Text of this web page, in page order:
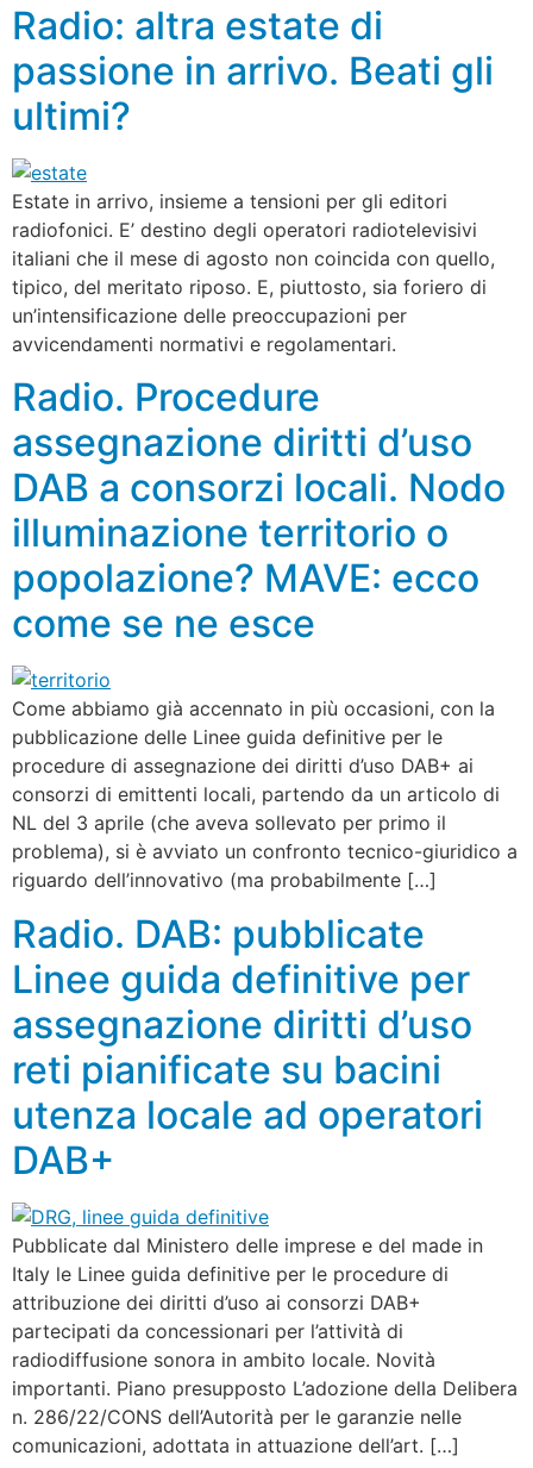
Radio: altra estate di
passione in arrivo. Beati gli
ultimi?
Estate in arrivo, insieme a tensioni per gli editori
radiofonici. E’ destino degli operatori radiotelevisivi
italiani che il mese di agosto non coincida con quello,
tipico, del meritato riposo. E, piuttosto, sia foriero di
un’intensificazione delle preoccupazioni per
avvicendamenti normativi e regolamentari.
Radio. Procedure
assegnazione diritti d’uso
DAB a consorzi locali. Nodo
illuminazione territorio o
popolazione? MAVE: ecco
come se ne esce
Come abbiamo già accennato in più occasioni, con la
pubblicazione delle Linee guida definitive per le
procedure di assegnazione dei diritti d’uso DAB+ ai
consorzi di emittenti locali, partendo da un articolo di
NL del 3 aprile (che aveva sollevato per primo il
problema), si è avviato un confronto tecnico-giuridico a
riguardo dell’innovativo (ma probabilmente […]
Radio. DAB: pubblicate
Linee guida definitive per
assegnazione diritti d’uso
reti pianificate su bacini
utenza locale ad operatori
DAB+
Pubblicate dal Ministero delle imprese e del made in
Italy le Linee guida definitive per le procedure di
attribuzione dei diritti d’uso ai consorzi DAB+
partecipati da concessionari per l’attività di
radiodiffusione sonora in ambito locale. Novità
importanti. Piano presupposto L’adozione della Delibera
n. 286/22/CONS dell’Autorità per le garanzie nelle
comunicazioni, adottata in attuazione dell’art. […]